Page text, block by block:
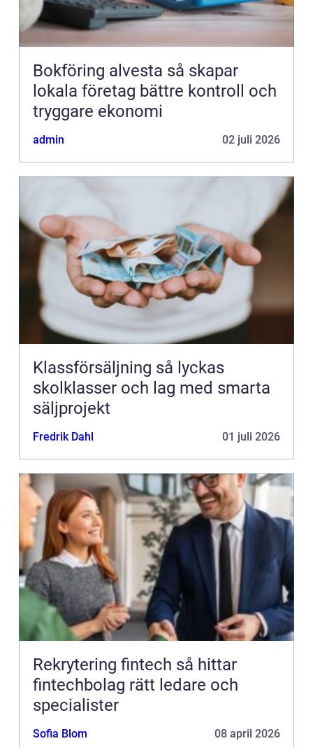
Bokföring alvesta så skapar
lokala företag bättre kontroll och
tryggare ekonomi
admin 02 juli 2026
Klassförsäljning så lyckas
skolklasser och lag med smarta
säljprojekt
Fredrik Dahl 01 juli 2026
Rekrytering fintech så hittar
fintechbolag rätt ledare och
specialister
Sofia Blom 08 april 2026